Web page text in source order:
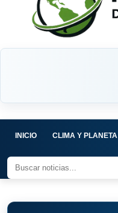
INICIO CLIMA Y PLANETA